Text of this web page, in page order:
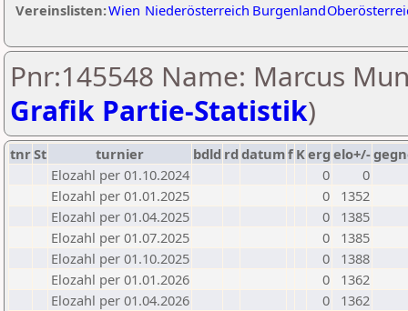
Vereinslisten:Wien Niederösterreich Burgenland
Pnr:145548 Name: Marcus
Grafik Partie-Statistik)
tnrSt turnier bdld rd datumf Kerg elo+/-
Elozahl per 01.10.2024
0
0
Elozahl per 01.01.2025
0
1352
Elozahl per 01.04.2025
0
1385
Elozahl per 01.07.2025
0
1385
Elozahl per 01.10.2025
0
1388
Elozahl per 01.01.2026
0
1362
Elozahl per 01.04.2026
0
1362